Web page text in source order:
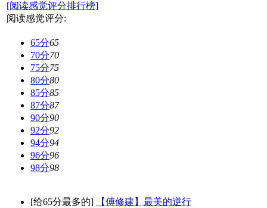
[阅读感觉评分排行榜]
阅读感觉评分:
65分65
70分70
75分75
80分80
85分85
87分87
90分90
92分92
94分94
96分96
98分98
[给65分最多的]
【傅修建】最美的逆行